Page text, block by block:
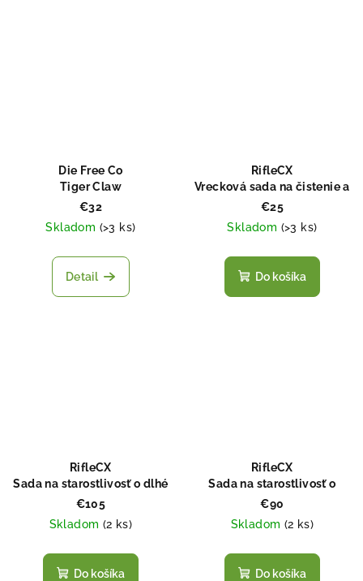
Tiger Claw
Die Free Co
€32
Skladom (>3 ks)
Detail
Vrecková sada na čistenie a
starostlivosť (Pocket Set)
RifleCX
€25
Skladom (>3 ks)
Do košíka
Sada na starostlivosť o dlhé
zbrane (Rifle Care Set)
RifleCX
€105
Skladom (2 ks)
Do košíka
Sada na starostlivosť o
krátke zbrane (Handgun
RifleCX
€90
Skladom (2 ks)
Do košíka